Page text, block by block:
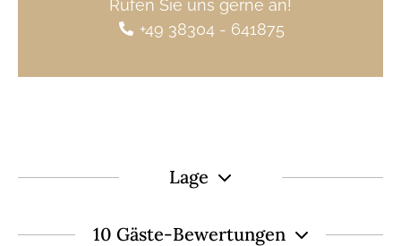
Rufen Sie uns gerne an!
+49 38304 - 641875
Lage
10 Gäste-Bewertungen